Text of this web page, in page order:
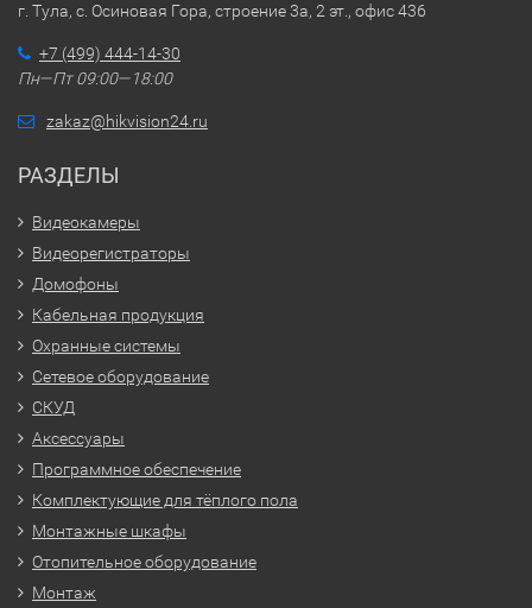
г. Тула, с. Осиновая Гора, строение 3а, 2 эт., офис 436
+7 (499) 444-14-30
Пн—Пт 09:00—18:00
zakaz@hikvision24.ru
РАЗДЕЛЫ
Видеокамеры
Видеорегистраторы
Домофоны
Кабельная продукция
Охранные системы
Сетевое оборудование
СКУД
Аксессуары
Программное обеспечение
Комплектующие для тёплого пола
Монтажные шкафы
Отопительное оборудование
Монтаж